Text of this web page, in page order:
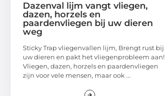
Dazenval lijm vangt vliegen,
dazen, horzels en
paardenvliegen bij uw dieren
weg
Sticky Trap vliegenvallen lijm, Brengt rust bij
uw dieren en pakt het vliegenprobleem aan!
Vliegen, dazen, horzels en paardenvliegen
zijn voor vele mensen, maar ook ...